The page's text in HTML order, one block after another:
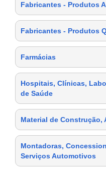
Fabricantes - Produtos
Fabricantes - Produtos
Farmácias
Hospitais, Clínicas,
de Saúde
Material de Construção,
Montadoras,
Serviços Automotivos